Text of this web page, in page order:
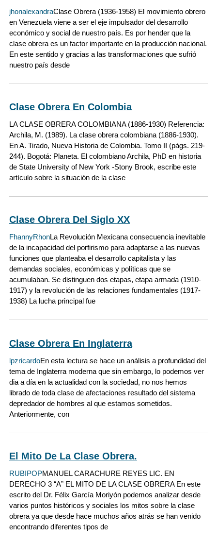
jhonalexandraClase Obrera (1936-1958) El movimiento obrero
en Venezuela viene a ser el eje impulsador del desarrollo
económico y social de nuestro país. Es por hender que la
clase obrera es un factor importante en la producción nacional.
En este sentido y gracias a las transformaciones que sufrió
nuestro país desde
Clase Obrera En Colombia
LA CLASE OBRERA COLOMBIANA (1886-1930) Referencia:
Archila, M. (1989). La clase obrera colombiana (1886-1930).
En A. Tirado, Nueva Historia de Colombia. Tomo II (págs. 219-
244). Bogotá: Planeta. El colombiano Archila, PhD en historia
de State University of New York -Stony Brook, escribe este
artículo sobre la situación de la clase
Clase Obrera Del Siglo XX
FhannyRhonLa Revolución Mexicana consecuencia inevitable
de la incapacidad del porfirismo para adaptarse a las nuevas
funciones que planteaba el desarrollo capitalista y las
demandas sociales, económicas y políticas que se
acumulaban. Se distinguen dos etapas, etapa armada (1910-
1917) y la revolución de las relaciones fundamentales (1917-
1938) La lucha principal fue
Clase Obrera En Inglaterra
lpzricardoEn esta lectura se hace un análisis a profundidad del
tema de Inglaterra moderna que sin embargo, lo podemos ver
dia a día en la actualidad con la sociedad, no nos hemos
librado de toda clase de afectaciones resultado del sistema
depredador de hombres al que estamos sometidos.
Anteriormente, con
El Mito De La Clase Obrera.
RUBIPOPMANUEL CARACHURE REYES LIC. EN
DERECHO 3 “A” EL MITO DE LA CLASE OBRERA En este
escrito del Dr. Félix García Moriyón podemos analizar desde
varios puntos históricos y sociales los mitos sobre la clase
obrera ya que desde hace muchos años atrás se han venido
encontrando diferentes tipos de